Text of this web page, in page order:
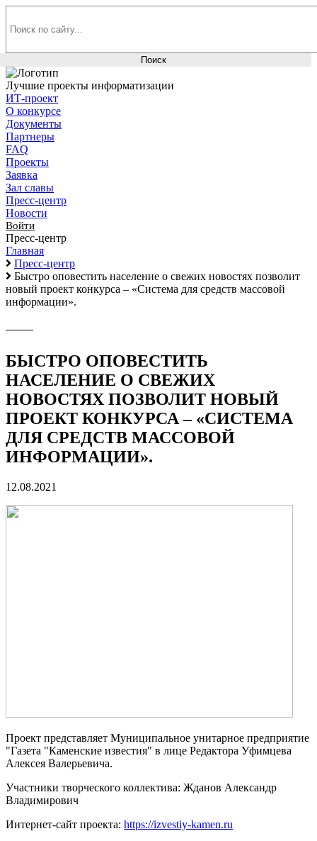
Лучшие проекты информатизации
ИТ-проект
О конкурсе
Документы
Партнеры
FAQ
Проекты
Заявка
Зал славы
Пресс-центр
Новости
Войти
Пресс-центр
Главная
Пресс-центр
Быстро оповестить население о свежих новостях позволит
новый проект конкурса – «Система для средств массовой
информации».
БЫСТРО ОПОВЕСТИТЬ
НАСЕЛЕНИЕ О СВЕЖИХ
НОВОСТЯХ ПОЗВОЛИТ НОВЫЙ
ПРОЕКТ КОНКУРСА – «СИСТЕМА
ДЛЯ СРЕДСТВ МАССОВОЙ
ИНФОРМАЦИИ».
12.08.2021
Проект представляет Муниципальное унитарное предприятие
"Газета "Каменские известия" в лице Редактора Уфимцева
Алексея Валерьевича.
Участники творческого коллектива: Жданов Александр
Владимирович
Интернет-сайт проекта: https://izvestiy-kamen.ru